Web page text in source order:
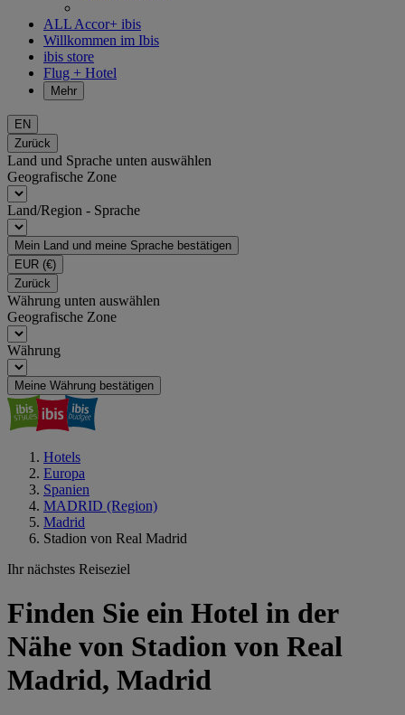
ALL Accor+ ibis
Willkommen im Ibis
ibis store
Flug + Hotel
Mehr
EN
Zurück
Land und Sprache unten auswählen
Geografische Zone
Land/Region - Sprache
Mein Land und meine Sprache bestätigen
EUR (€)
Zurück
Währung unten auswählen
Geografische Zone
Währung
Meine Währung bestätigen
Hotels
Europa
Spanien
MADRID (Region)
Madrid
Stadion von Real Madrid
Ihr nächstes Reiseziel
Finden Sie ein Hotel in der
Nähe von Stadion von Real
Madrid, Madrid